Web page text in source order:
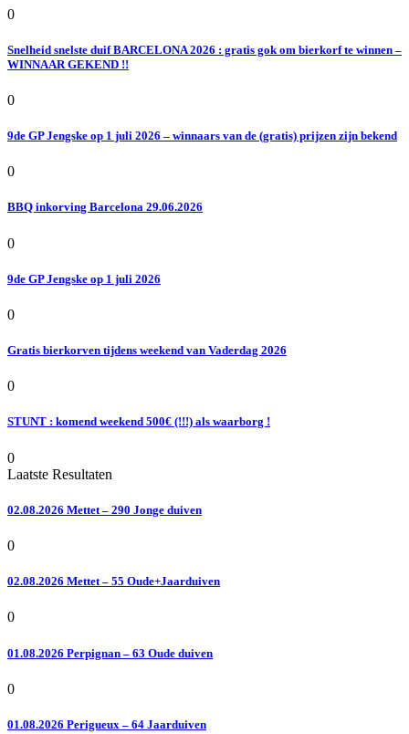
0
Snelheid snelste duif BARCELONA 2026 : gratis gok om bierkorf te winnen –
WINNAAR GEKEND !!
0
9de GP Jengske op 1 juli 2026 – winnaars van de (gratis) prijzen zijn bekend
0
BBQ inkorving Barcelona 29.06.2026
0
9de GP Jengske op 1 juli 2026
0
Gratis bierkorven tijdens weekend van Vaderdag 2026
0
STUNT : komend weekend 500€ (!!!) als waarborg !
0
Laatste Resultaten
02.08.2026 Mettet – 290 Jonge duiven
0
02.08.2026 Mettet – 55 Oude+Jaarduiven
0
01.08.2026 Perpignan – 63 Oude duiven
0
01.08.2026 Perigueux – 64 Jaarduiven